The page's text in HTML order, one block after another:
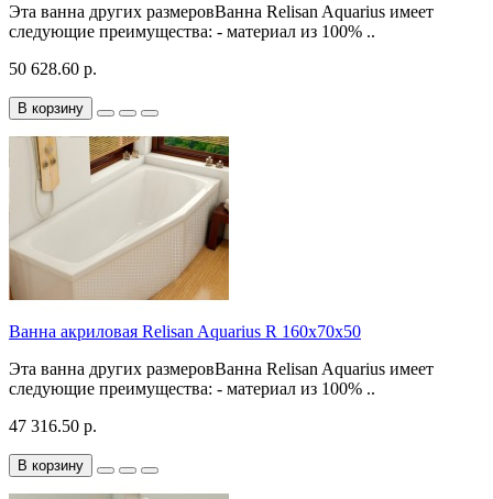
Эта ванна других размеровВанна Relisan Aquarius имеет
следующие преимущества: - материал из 100% ..
50 628.60 р.
В корзину
Ванна акриловая Relisan Aquarius R 160х70х50
Эта ванна других размеровВанна Relisan Aquarius имеет
следующие преимущества: - материал из 100% ..
47 316.50 р.
В корзину